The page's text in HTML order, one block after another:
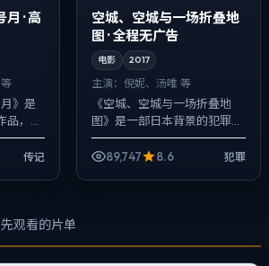
· 高
》是
，
执
提莫西·
传记
空城、空城与一场折叠地
图 · 全程无广告
电影 2017
主演： 倪妮、汤唯 等
《空城、空城与一场折叠地
图》是一部日本背景的犯罪作
品，2017年公映，由是枝裕和
执导，倪妮、汤唯、王景春等
89,747 8.6 犯罪
观看的片单